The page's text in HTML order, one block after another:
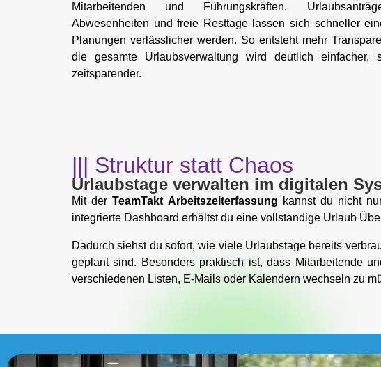
Mitarbeitenden und Führungskräften.
Abwesenheiten und freie Resttage lassen sich schneller
Planungen verlässlicher werden. So entsteht mehr
die gesamte Urlaubsverwaltung wird deutlich einfacher,
zeitsparender.
||| Struktur statt Chaos
Urlaubstage verwalten im digitalen
Mit derTeamTakt Arbeitszeiterfassung kannst du nicht
integrierte Dashboard erhältst du eine vollständige Urlaub
Dadurch siehst du sofort, wie viele Urlaubstage bereits
geplant sind. Besonders praktisch ist, dass Mitarbeitende
verschiedenen Listen, E-Mails oder Kalendern wechseln zu